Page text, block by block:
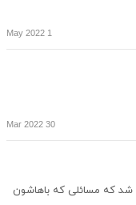
1 May 2022
30 Mar 2022
که مسائلی که باهاشون